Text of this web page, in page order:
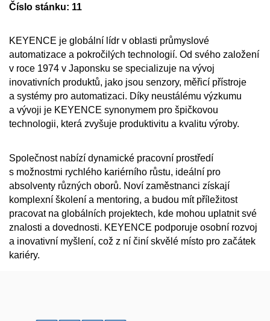
Číslo stánku: 11
KEYENCE je globální lídr v oblasti průmyslové
automatizace a pokročilých technologií. Od svého založení
v roce 1974 v Japonsku se specializuje na vývoj
inovativních produktů, jako jsou senzory, měřicí přístroje
a systémy pro automatizaci. Díky neustálému výzkumu
a vývoji je KEYENCE synonymem pro špičkovou
technologii, která zvyšuje produktivitu a kvalitu výroby.
Společnost nabízí dynamické pracovní prostředí
s možnostmi rychlého kariérního růstu, ideální pro
absolventy různých oborů. Noví zaměstnanci získají
komplexní školení a mentoring, a budou mít příležitost
pracovat na globálních projektech, kde mohou uplatnit své
znalosti a dovednosti. KEYENCE podporuje osobní rozvoj
a inovativní myšlení, což z ní činí skvělé místo pro začátek
kariéry.